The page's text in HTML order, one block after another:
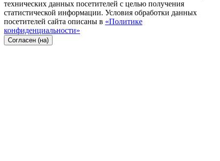
технических данных посетителей с целью получения
статистической информации. Условия обработки данных
посетителей сайта описаны в «Политике
конфиденциальности»
Согласен (на)